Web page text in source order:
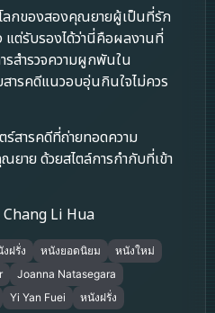
โลกของสองคุณยายผู้เป็นที่รัก
แต่รับรองได้ว่านี่คือผลงานที่
รสำรวจความผูกพันใน
รคดีแนวอบอุ่นกินใจไม่ควร
สารคดีที่ถ่ายทอดความ
าย ด้วยสไตล์การกำกับที่เข้า
Chang Li Hua
ฝรั่ง หนังยอดนิยม
หนังใหม่
Joanna Natasegara
Yi Yan Fuei หนังฝรั่ง